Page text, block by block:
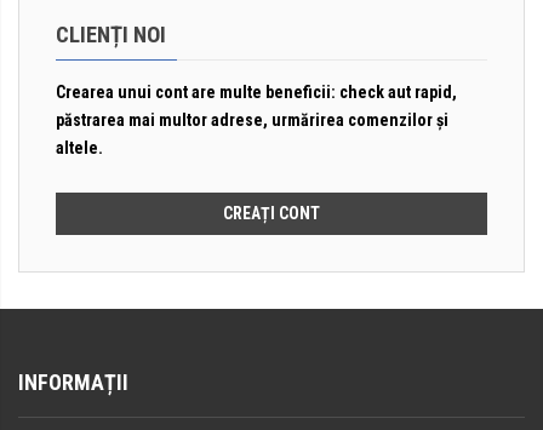
CLIENȚI NOI
Crearea unui cont are multe beneficii: check aut rapid,
păstrarea mai multor adrese, urmărirea comenzilor și
altele.
CREAȚI CONT
INFORMAȚII